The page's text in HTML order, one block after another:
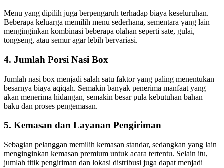
Menu yang dipilih juga berpengaruh terhadap biaya keseluruhan.
Beberapa keluarga memilih menu sederhana, sementara yang lain
menginginkan kombinasi beberapa olahan seperti sate, gulai,
tongseng, atau semur agar lebih bervariasi.
4. Jumlah Porsi Nasi Box
Jumlah nasi box menjadi salah satu faktor yang paling menentukan
besarnya biaya aqiqah. Semakin banyak penerima manfaat yang
akan menerima hidangan, semakin besar pula kebutuhan bahan
baku dan proses pengemasan.
5. Kemasan dan Layanan Pengiriman
Sebagian pelanggan memilih kemasan standar, sedangkan yang lain
menginginkan kemasan premium untuk acara tertentu. Selain itu,
jumlah titik pengiriman dan lokasi distribusi juga dapat menjadi